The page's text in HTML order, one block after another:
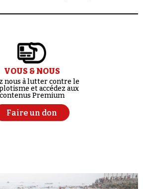
VOUS & NOUS
nous à lutter contre le
et accédez aux
contenus Premium
Faire un don